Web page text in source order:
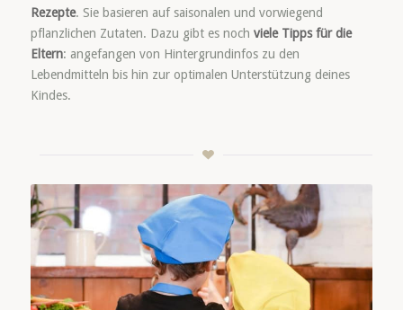
Rezepte. Sie basieren auf saisonalen und vorwiegend
pflanzlichen Zutaten. Dazu gibt es noch viele Tipps für die
Eltern: angefangen von Hintergrundinfos zu den
Lebendmitteln bis hin zur optimalen Unterstützung deines
Kindes.